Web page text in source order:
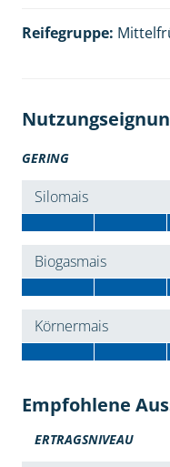
Reifegruppe:
GERING
Silomais
Biogasmais
Körnermais
Empfohlene
ERTRAGSNIVEAU